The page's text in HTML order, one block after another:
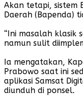
Akan tetapi, sistem
Daerah (Bapenda)
“Ini masalah klasik
namun sulit
Ia mengatakan,
Prabowo saat ini
aplikasi Samsat
diunduh di ponsel.